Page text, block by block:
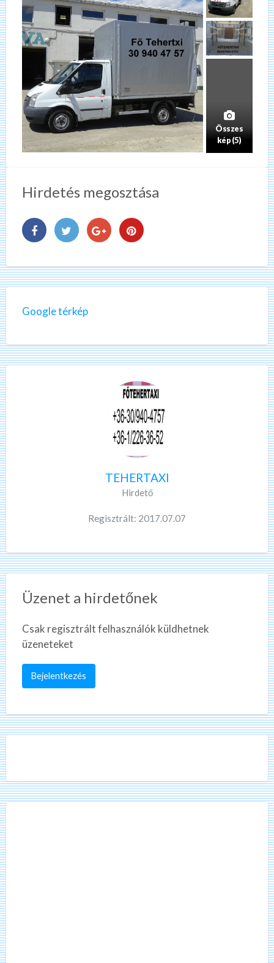
Összes
kép (5)
Hirdetés megosztása
Google térkép
TEHERTAXI
Hirdető
Regisztrált: 2017.07.07
Üzenet a hirdetőnek
Csak regisztrált felhasználók küldhetnek
üzeneteket
Bejelentkezés